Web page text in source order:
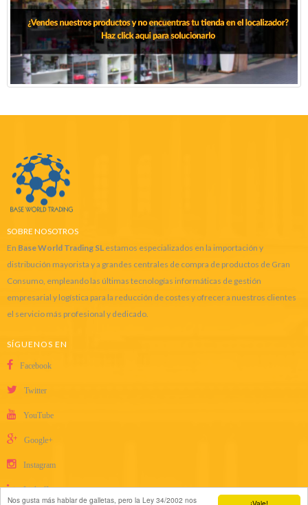
Nos gusta más hablar de galletas, pero la Ley 34/2002 nos
SOBRE NOSOTROS
En Base World Trading SL estamos especializados en la importación y
distribución mayorista y a grandes centrales de compra de productos de Gran
Consumo, empleando las últimas tecnologías informáticas de gestión
empresarial y logística para la reducción de costes y ofrecer a nuestros clientes
el servicio más profesional y dedicado.
SÍGUENOS EN
Facebook
Twitter
YouTube
Google+
Instagram
LinkedIn